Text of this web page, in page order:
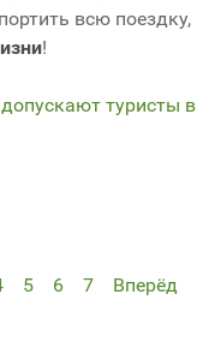
всю поездку,
!
туристы в
5 6 7
Вперёд